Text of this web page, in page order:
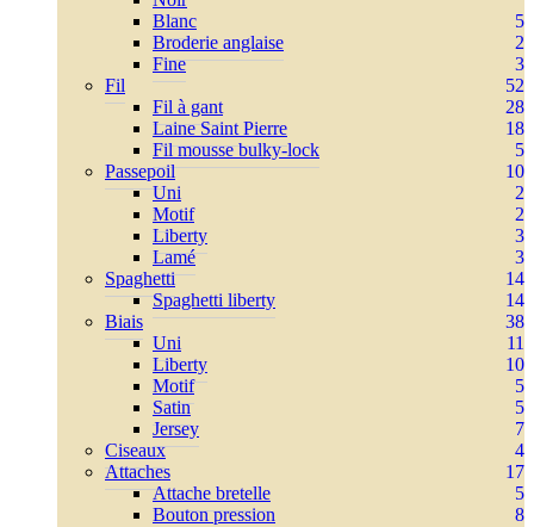
Blanc
5
Broderie anglaise
2
Fine
3
Fil
52
Fil à gant
28
Laine Saint Pierre
18
Fil mousse bulky-lock
5
Passepoil
10
Uni
2
Motif
2
Liberty
3
Lamé
3
Spaghetti
14
Spaghetti liberty
14
Biais
38
Uni
11
Liberty
10
Motif
5
Satin
5
Jersey
7
Ciseaux
4
Attaches
17
Attache bretelle
5
Bouton pression
8